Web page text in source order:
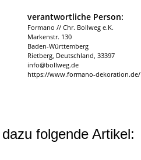
verantwortliche Person:
Formano // Chr. Bollweg e.K.
Markenstr. 130
Baden-Württemberg
Rietberg, Deutschland, 33397
info@bollweg.de
https://www.formano-dekoration.de/
folgende Artikel: